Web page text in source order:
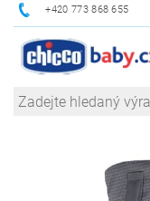
+420 773 868 655